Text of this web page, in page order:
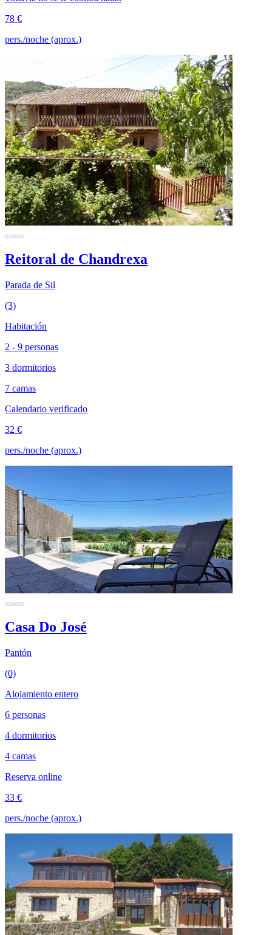
78 €
pers./noche (aprox.)
Reitoral de Chandrexa
Parada de Sil
(3)
Habitación
2 - 9 personas
3 dormitorios
7 camas
Calendario verificado
32 €
pers./noche (aprox.)
Casa Do José
Pantón
(0)
Alojamiento entero
6 personas
4 dormitorios
4 camas
Reserva online
33 €
pers./noche (aprox.)